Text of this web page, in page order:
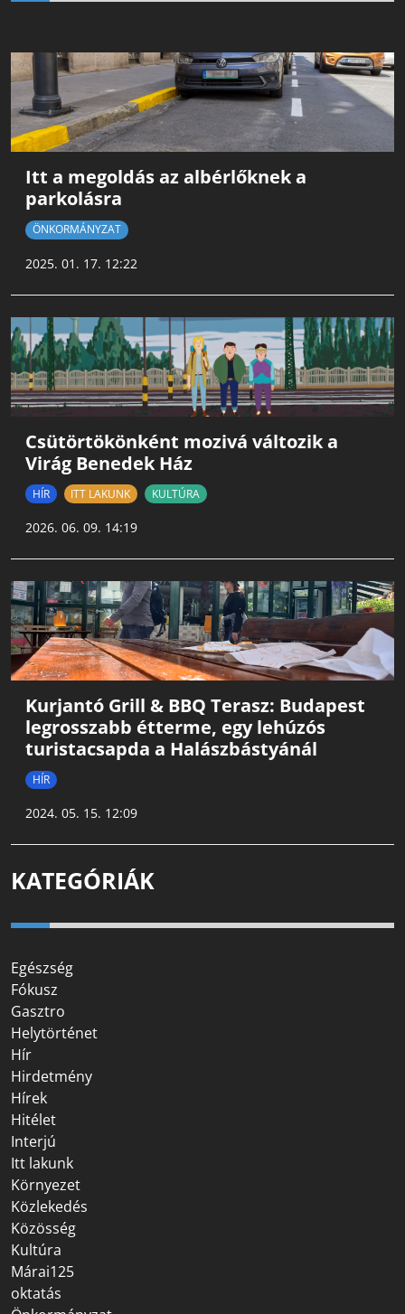
Itt a megoldás az albérlőknek a
parkolásra
ÖNKORMÁNYZAT
2025. 01. 17. 12:22
Csütörtökönként mozivá változik a
Virág Benedek Ház
HÍR ITT LAKUNK KULTÚRA
2026. 06. 09. 14:19
Kurjantó Grill & BBQ Terasz: Budapest
legrosszabb étterme, egy lehúzós
turistacsapda a Halászbástyánál
HÍR
2024. 05. 15. 12:09
KATEGÓRIÁK
Egészség
Fókusz
Gasztro
Helytörténet
Hír
Hirdetmény
Hírek
Hitélet
Interjú
Itt lakunk
Környezet
Közlekedés
Közösség
Kultúra
Márai125
oktatás